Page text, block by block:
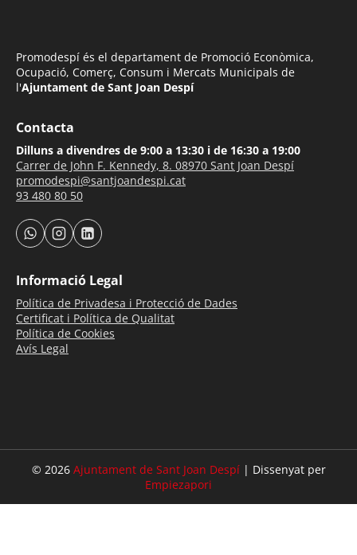
Promodespí és el departament de Promoció Econòmica,
Ocupació, Comerç, Consum i Mercats Municipals de
l'Ajuntament de Sant Joan Despí
Contacta
Dilluns a divendres de 9:00 a 13:30 i de 16:30 a 19:00
Carrer de John F. Kennedy, 8. 08970 Sant Joan Despí
promodespi@santjoandespi.cat
93 480 80 50
Informació Legal
Política de Privadesa i Protecció de Dades
Certificat i Política de Qualitat
Política de Cookies
Avís Legal
© 2026 Ajuntament de Sant Joan Despí| Dissenyat per
Empiezapori